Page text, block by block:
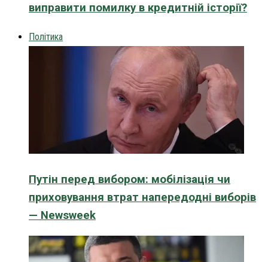
виправити помилку в кредитній історії?
Політика
Путін перед вибором: мобілізація чи
приховування втрат напередодні виборів
— Newsweek